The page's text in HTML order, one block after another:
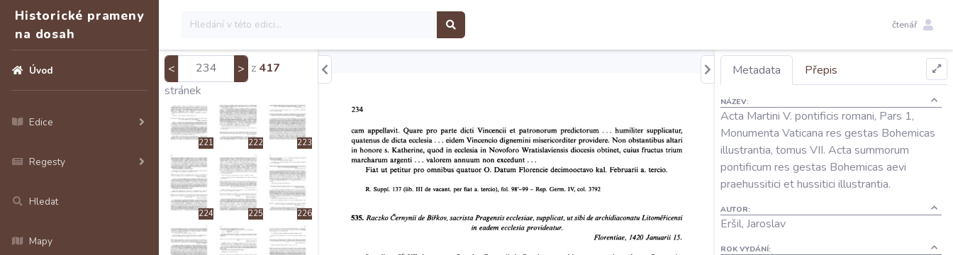
Historické prameny
na dosah
Úvod
Edice
Regesty
Hledat
Mapy
čtenář
< > z 417
stránek
218 219
221 222 223
224 225 226
Metadata Přepis
NÁZEV:
Acta Martini V. pontificis romani, Pars 1,
Monumenta Vaticana res gestas Bohemicas
illustrantia, tomus VII. Acta summorum
pontificum res gestas Bohemicas aevi
praehussitici et hussitici illustrantia.
AUTOR:
Eršil, Jaroslav
ROK VYDÁNÍ: